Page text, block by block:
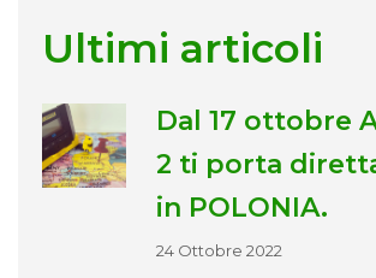
Ultimi articoli
Dal 17 ottobre
2 ti porta
in POLONIA.
24 Ottobre 2022